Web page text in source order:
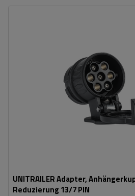
UNITRAILER Adapter,
Reduzierung 13/7 PIN